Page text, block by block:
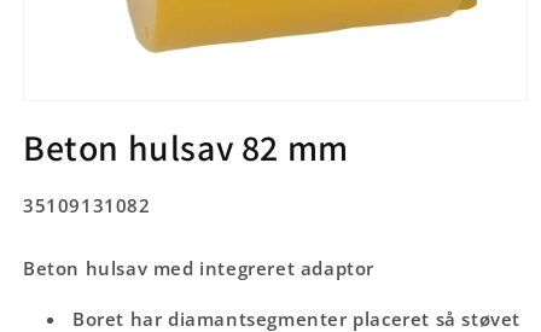
1
iBeton hulsav 82 mm
SKU:
35109131082
Beton hulsav med integreret adaptor
Boret har diamantsegmenter placeret så støvet